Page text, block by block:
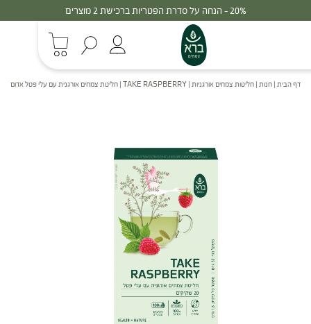
30% - הנחה על סדרת הפטריות ברכישת 3 מוצרים
דף הבית | חנות | חליטות צמחים אורגניות | TAKE RASPBERRY | חליטת צמחים אורגנית עם עלי פטל אדום